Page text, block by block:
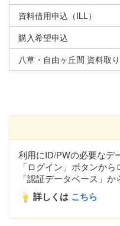
資料借用申込（ILL）
購入希望申込
八草・自由ヶ丘間 資料取
利用にID/PWの必要なデ
「ログイン」ボタンか
「認証データベース」
詳しくは こちら